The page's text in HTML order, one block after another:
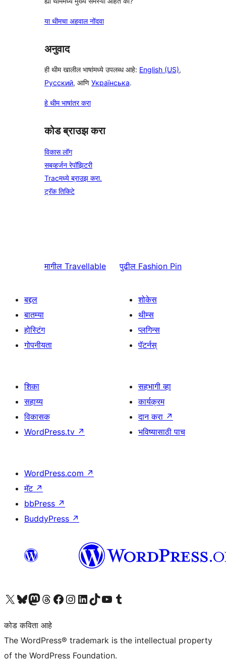
या थीमचा अहवाल नोंदवा
अनुवाद
ही थीम खालील भाषांमध्ये उपलब्ध आहे: English (US),
Русский, आणि Українська.
हे थीम भाषांतर करा
कोड ब्राउझ करा
विकास लॉग
सबव्हर्जन रेपॉझिटरी
Tracमध्ये ब्राउझ करा.
ट्रॅक तिकिटे
मागील Travellable पुढील Fashion Pin
बद्दल
बातम्या
होस्टिंग
गोपनीयता
शोकेस
थीम्स
प्लगिन्स
पॅटर्नस्
शिका
सहाय्य
विकासक
WordPress.tv ↗
सहभागी व्हा
कार्यक्रम
दान करा ↗
भविष्यासाठी पाच
WordPress.com ↗
मॅट ↗
bbPress ↗
BuddyPress ↗
आमच्या X (एक्स) (पूर्वीचे ट्विटर) खात्याला भेट द्या आमच्या ब्लूस्की खात्याला भेट द्या.आमच्या Mastodon खात्याला भेट द्या.आमच्या थ्रेड्स खात्याला भेट द्या. आमच्या फेसबुक पेजला भेट द्या आमच्या इंस्टाग्राम खात्याला भेट द्या आमच्या लिंक्डइन खात्याला भेट द्या आमच्या टिकटॉक अकाउंटला भेट द्या.आमच्या यूट्यूब चॅनेलला भेट द्या आमच्या टंबलर खात्याला भेट द्या.
कोड कविता आहे
The WordPress® trademark is the intellectual property
of the WordPress Foundation.